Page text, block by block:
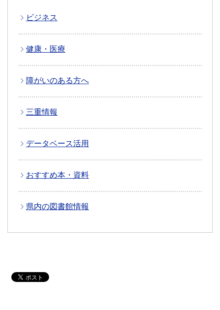
ビジネス
健康・医療
障がいのある方へ
三重情報
データベース活用
おすすめ本・資料
県内の図書館情報